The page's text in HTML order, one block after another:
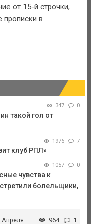
от 15‑й строчки,
прописки в
347 0
такой гол от
1976 7
клуб РПЛ»
1057 0
чувства к
болельщики,
Апреля 964 1